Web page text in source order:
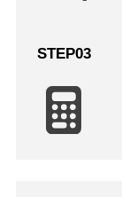
STEP03